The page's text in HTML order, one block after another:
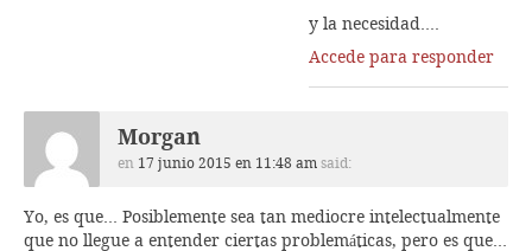
y la necesidad….
Accede para responder
Morgan
en 17 junio 2015 en 11:48 am said:
Yo, es que… Posiblemente sea tan mediocre intelectualmente
que no llegue a entender ciertas problemáticas, pero es que…